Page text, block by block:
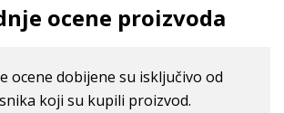
ocene proizvoda
ocene dobijene su isključivo od
koji su kupili proizvod.